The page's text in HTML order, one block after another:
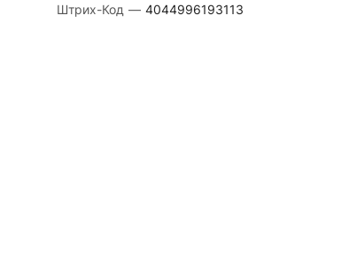
Штрих-Код — 4044996193113